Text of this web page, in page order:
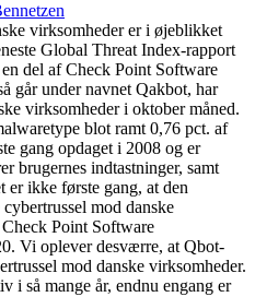
virksomheder er i øjeblikket
Global Threat Index-rapport
del af Check Point Software
går under navnet Qakbot, har
virksomheder i oktober måned.
blot ramt 0,76 pct. af
gang opdaget i 2008 og er
brugernes indtastninger, samt
er ikke første gang, at den
mod danske
Point Software
Vi oplever desværre, at Qbot-
mod danske virksomheder.
i så mange år, endnu engang er